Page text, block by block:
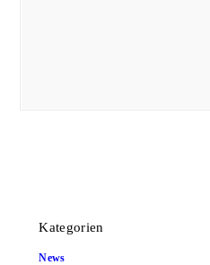
Kategorien
News